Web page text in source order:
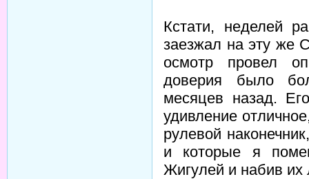
Кстати, неделей
заезжал на эту же
осмотр провел
доверия было
месяцев назад.
удивление
рулевой
и которые я
Жигулей и набив